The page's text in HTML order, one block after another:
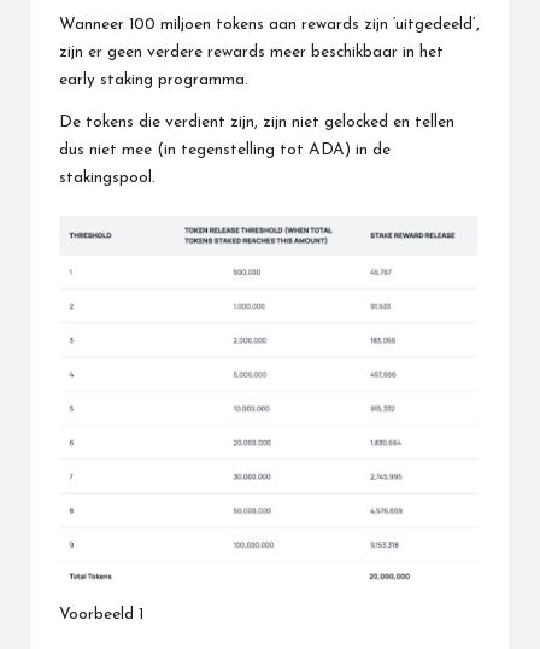
Wanneer 100 miljoen tokens aan rewards zijn ‘uitgedeeld’,
zijn er geen verdere rewards meer beschikbaar in het
early staking programma.
De tokens die verdient zijn, zijn niet gelocked en tellen
dus niet mee (in tegenstelling tot ADA) in de
stakingspool.
Voorbeeld 1